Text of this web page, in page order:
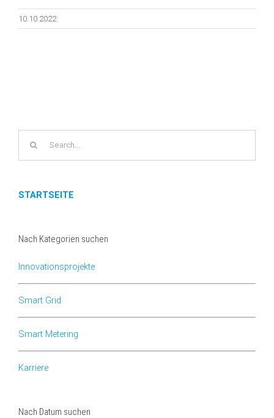
10.10.2022
STARTSEITE
Nach Kategorien suchen
Innovationsprojekte
Smart Grid
Smart Metering
Karriere
Nach Datum suchen